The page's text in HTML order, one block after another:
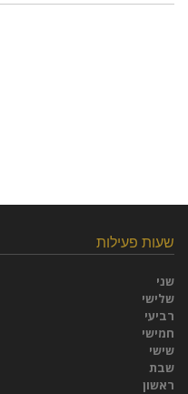
שעות פעילות
שני
שלישי
רביעי
חמישי
שישי
שבת
ראשון